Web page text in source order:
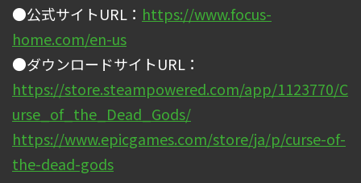
●公式サイトURL： https://www.focus-
home.com/en-us
●ダウンロードサイトURL：
https://store.steampowered.com/app/1123770/C
urse_of_the_Dead_Gods/
https://www.epicgames.com/store/ja/p/curse-of-
the-dead-gods